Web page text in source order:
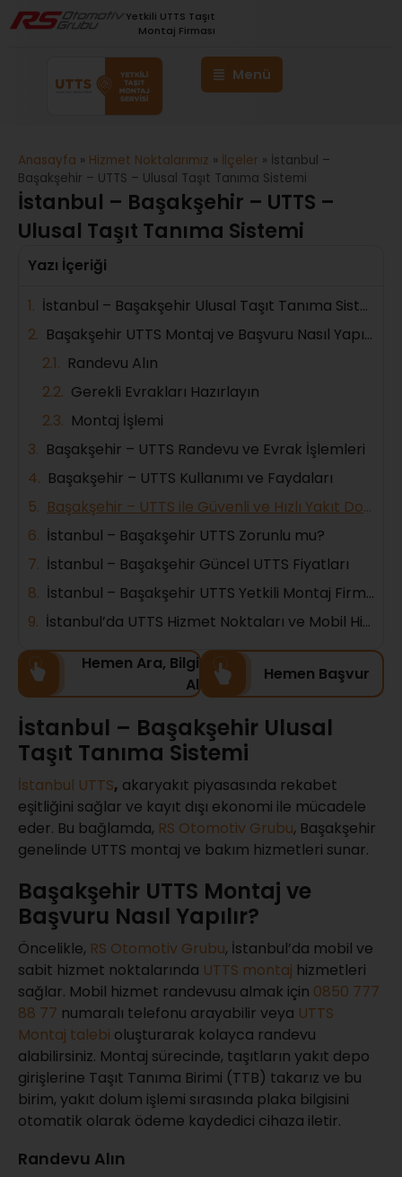
Yetkili UTTS Taşıt
Montaj Firması
Anasayfa » Hizmet Noktalarımız » İlçeler » İstanbul –
Başakşehir – UTTS – Ulusal Taşıt Tanıma Sistemi
İstanbul – Başakşehir – UTTS –
Ulusal Taşıt Tanıma Sistemi
Yazı İçeriği
İstanbul – Başakşehir Ulusal Taşıt Tanıma Sistemi
Başakşehir UTTS Montaj ve Başvuru Nasıl Yapılır?
Randevu Alın
Gerekli Evrakları Hazırlayın
Montaj İşlemi
Başakşehir – UTTS Randevu ve Evrak İşlemleri
Başakşehir – UTTS Kullanımı ve Faydaları
Başakşehir – UTTS ile Güvenli ve Hızlı Yakıt Dolumu
İstanbul – Başakşehir UTTS Zorunlu mu?
İstanbul – Başakşehir Güncel UTTS Fiyatları
İstanbul – Başakşehir UTTS Yetkili Montaj Firmaları
İstanbul’da UTTS Hizmet Noktaları ve Mobil Hizmetler
Hemen Ara, Bilgi
Al
Hemen Başvur
İstanbul – Başakşehir Ulusal
Taşıt Tanıma Sistemi
İstanbul UTTS, akaryakıt piyasasında rekabet
eşitliğini sağlar ve kayıt dışı ekonomi ile mücadele
eder. Bu bağlamda, RS Otomotiv Grubu, Başakşehir
genelinde UTTS montaj ve bakım hizmetleri sunar.
Başakşehir UTTS Montaj ve
Başvuru Nasıl Yapılır?
Öncelikle, RS Otomotiv Grubu, İstanbul’da mobil ve
sabit hizmet noktalarında UTTS montaj hizmetleri
sağlar. Mobil hizmet randevusu almak için 0850 777
88 77 numaralı telefonu arayabilir veya UTTS
Montaj talebi oluşturarak kolayca randevu
alabilirsiniz. Montaj sürecinde, taşıtların yakıt depo
girişlerine Taşıt Tanıma Birimi (TTB) takarız ve bu
birim, yakıt dolum işlemi sırasında plaka bilgisini
otomatik olarak ödeme kaydedici cihaza iletir.
Randevu Alın